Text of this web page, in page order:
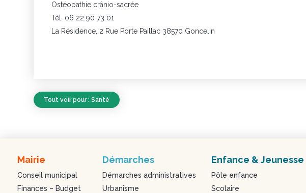
Ostéopathie crânio-sacrée
Tél. 06 22 90 73 01
La Résidence, 2 Rue Porte Paillac 38570 Goncelin
Tout voir pour : Santé
Mairie
Conseil municipal
Finances – Budget
Démarches
Démarches administratives
Urbanisme
Enfance & Jeunesse
Pôle enfance
Scolaire